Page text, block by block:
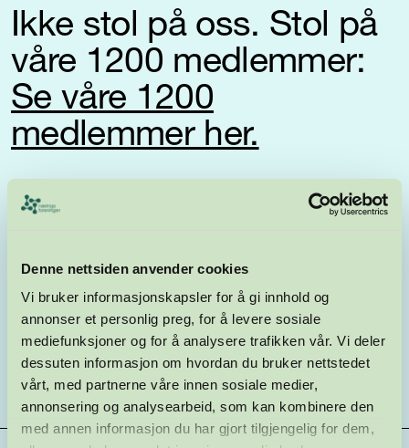
Denne nettsiden anvender cookies
Vi bruker informasjonskapsler for å gi innhold og
annonser et personlig preg, for å levere sosiale
mediefunksjoner og for å analysere trafikken vår. Vi deler
dessuten informasjon om hvordan du bruker nettstedet
vårt, med partnerne våre innen sosiale medier,
annonsering og analysearbeid, som kan kombinere den
med annen informasjon du har gjort tilgjengelig for dem,
Ikke stol på oss. Stol på
våre 1200 medlemmer:
Se våre 1200
medlemmer her.